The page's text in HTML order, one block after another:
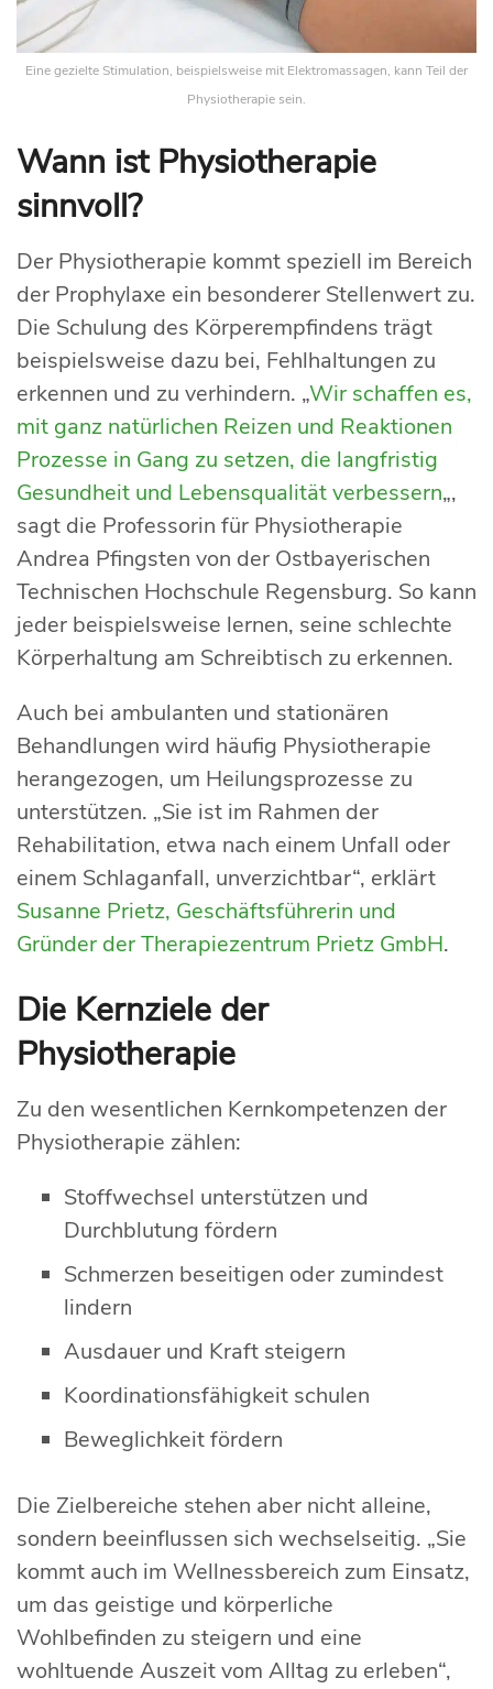
Eine gezielte Stimulation, beispielsweise mit Elektromassagen, kann Teil der
Physiotherapie sein.
Wann ist Physiotherapie
sinnvoll?
Der Physiotherapie kommt speziell im Bereich
der Prophylaxe ein besonderer Stellenwert zu.
Die Schulung des Körperempfindens trägt
beispielsweise dazu bei, Fehlhaltungen zu
erkennen und zu verhindern. „Wir schaffen es,
mit ganz natürlichen Reizen und Reaktionen
Prozesse in Gang zu setzen, die langfristig
Gesundheit und Lebensqualität verbessern„,
sagt die Professorin für Physiotherapie
Andrea Pfingsten von der Ostbayerischen
Technischen Hochschule Regensburg. So kann
jeder beispielsweise lernen, seine schlechte
Körperhaltung am Schreibtisch zu erkennen.
Auch bei ambulanten und stationären
Behandlungen wird häufig Physiotherapie
herangezogen, um Heilungsprozesse zu
unterstützen. „Sie ist im Rahmen der
Rehabilitation, etwa nach einem Unfall oder
einem Schlaganfall, unverzichtbar“, erklärt
Susanne Prietz, Geschäftsführerin und
Gründer der Therapiezentrum Prietz GmbH.
Die Kernziele der
Physiotherapie
Zu den wesentlichen Kernkompetenzen der
Physiotherapie zählen:
Stoffwechsel unterstützen und
Durchblutung fördern
Schmerzen beseitigen oder zumindest
lindern
Ausdauer und Kraft steigern
Koordinationsfähigkeit schulen
Beweglichkeit fördern
Die Zielbereiche stehen aber nicht alleine,
sondern beeinflussen sich wechselseitig. „Sie
kommt auch im Wellnessbereich zum Einsatz,
um das geistige und körperliche
Wohlbefinden zu steigern und eine
wohltuende Auszeit vom Alltag zu erleben“,